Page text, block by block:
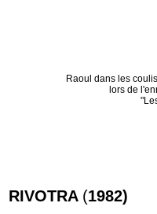
Raoul dans les
lors de
RIVOTRA (1982)